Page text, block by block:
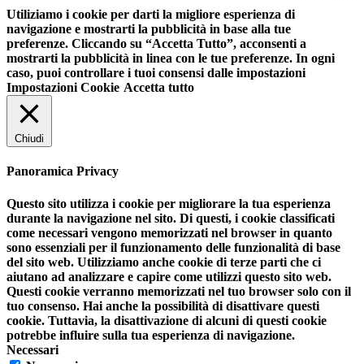
Utiliziamo i cookie per darti la migliore esperienza di
navigazione e mostrarti la pubblicità in base alla tue
preferenze. Cliccando su “Accetta Tutto”, acconsenti a
mostrarti la pubblicità in linea con le tue preferenze. In ogni
caso, puoi controllare i tuoi consensi dalle impostazioni
Impostazioni Cookie Accetta tutto
Chiudi
Panoramica Privacy
Questo sito utilizza i cookie per migliorare la tua esperienza
durante la navigazione nel sito. Di questi, i cookie classificati
come necessari vengono memorizzati nel browser in quanto
sono essenziali per il funzionamento delle funzionalità di base
del sito web. Utilizziamo anche cookie di terze parti che ci
aiutano ad analizzare e capire come utilizzi questo sito web.
Questi cookie verranno memorizzati nel tuo browser solo con il
tuo consenso. Hai anche la possibilità di disattivare questi
cookie. Tuttavia, la disattivazione di alcuni di questi cookie
potrebbe influire sulla tua esperienza di navigazione.
Necessari